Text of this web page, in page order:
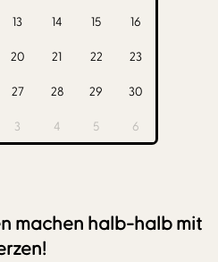
13 14 15 16
20 21 22 23
27 28 29 30
3 4 5 6
machen halb-halb mit